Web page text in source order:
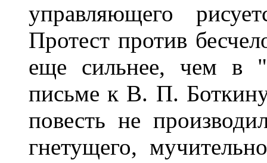
управляющего
Протест против
еще сильнее, чем в
письме к В. П.
повесть не
гнетущего,